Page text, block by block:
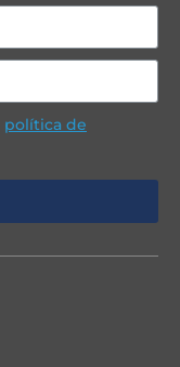
política de